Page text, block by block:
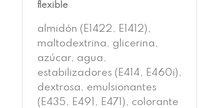
flexible
almidón (E1422, E1412),
maltodextrina, glicerina,
azúcar, agua,
estabilizadores (E414, E460i),
dextrosa, emulsionantes
(E435, E491, E471), colorante